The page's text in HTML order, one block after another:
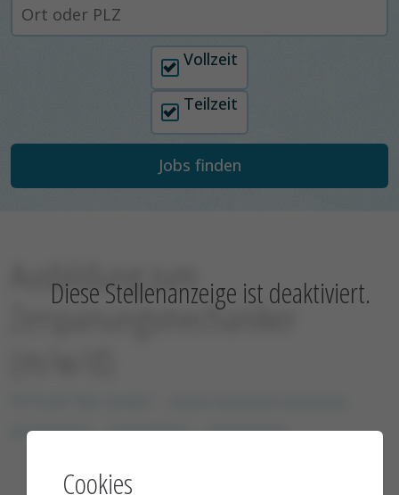
Arbeitszeit auswählen
Vollzeit
Teilzeit
Diese Stellenanzeige ist deaktiviert.
Ausbildung zum
Zerspanungsmechaniker
xxxxxxxxxx
xxxxxxxxxx xxxxxxxxxx
Cookies